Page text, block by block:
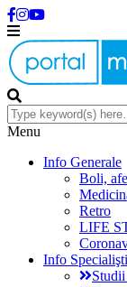
Menu
Info Generale
Boli,
Retro
LIFE
Info Specialişti